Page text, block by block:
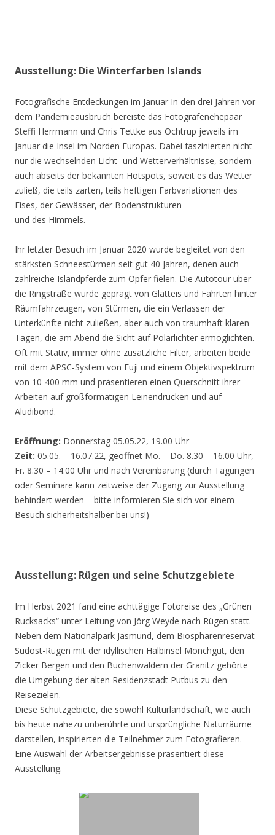
Ausstellung: Die Winterfarben Islands
Fotografische Entdeckungen im Januar In den drei Jahren vor
dem Pandemieausbruch bereiste das Fotografenehepaar
Steffi Herrmann und Chris Tettke aus Ochtrup jeweils im
Januar die Insel im Norden Europas. Dabei faszinierten nicht
nur die wechselnden Licht- und Wetterverhältnisse, sondern
auch abseits der bekannten Hotspots, soweit es das Wetter
zuließ, die teils zarten, teils heftigen Farbvariationen des
Eises, der Gewässer, der Bodenstrukturen
und des Himmels.
Ihr letzter Besuch im Januar 2020 wurde begleitet von den
stärksten Schneestürmen seit gut 40 Jahren, denen auch
zahlreiche Islandpferde zum Opfer fielen. Die Autotour über
die Ringstraße wurde geprägt von Glatteis und Fahrten hinter
Räumfahrzeugen, von Stürmen, die ein Verlassen der
Unterkünfte nicht zuließen, aber auch von traumhaft klaren
Tagen, die am Abend die Sicht auf Polarlichter ermöglichten.
Oft mit Stativ, immer ohne zusätzliche Filter, arbeiten beide
mit dem APSC-System von Fuji und einem Objektivspektrum
von 10-400 mm und präsentieren einen Querschnitt ihrer
Arbeiten auf großformatigen Leinendrucken und auf
Aludibond.
Eröffnung: Donnerstag 05.05.22, 19.00 Uhr
Zeit: 05.05. – 16.07.22, geöffnet Mo. – Do. 8.30 – 16.00 Uhr,
Fr. 8.30 – 14.00 Uhr und nach Vereinbarung (durch Tagungen
oder Seminare kann zeitweise der Zugang zur Ausstellung
behindert werden – bitte informieren Sie sich vor einem
Besuch sicherheitshalber bei uns!)
Ausstellung: Rügen und seine Schutzgebiete
Im Herbst 2021 fand eine achttägige Fotoreise des „Grünen
Rucksacks“ unter Leitung von Jörg Weyde nach Rügen statt.
Neben dem Nationalpark Jasmund, dem Biosphärenreservat
Südost-Rügen mit der idyllischen Halbinsel Mönchgut, den
Zicker Bergen und den Buchenwäldern der Granitz gehörte
die Umgebung der alten Residenzstadt Putbus zu den
Reisezielen.
Diese Schutzgebiete, die sowohl Kulturlandschaft, wie auch
bis heute nahezu unberührte und ursprüngliche Naturräume
darstellen, inspirierten die Teilnehmer zum Fotografieren.
Eine Auswahl der Arbeitsergebnisse präsentiert diese
Ausstellung.